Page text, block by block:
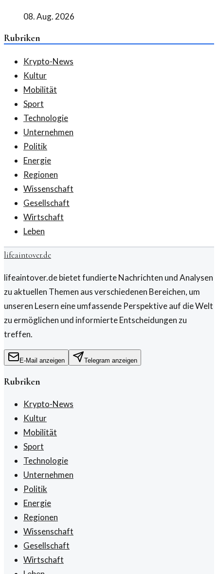
08. Aug. 2026
Rubriken
Krypto-News
Kultur
Mobilität
Sport
Technologie
Unternehmen
Politik
Energie
Regionen
Wissenschaft
Gesellschaft
Wirtschaft
Leben
lifeaintover.de
lifeaintover.de bietet fundierte Nachrichten und Analysen
zu aktuellen Themen aus verschiedenen Bereichen, um
unseren Lesern eine umfassende Perspektive auf die Welt
zu ermöglichen und informierte Entscheidungen zu
treffen.
E-Mail anzeigen Telegram anzeigen
Rubriken
Krypto-News
Kultur
Mobilität
Sport
Technologie
Unternehmen
Politik
Energie
Regionen
Wissenschaft
Gesellschaft
Wirtschaft